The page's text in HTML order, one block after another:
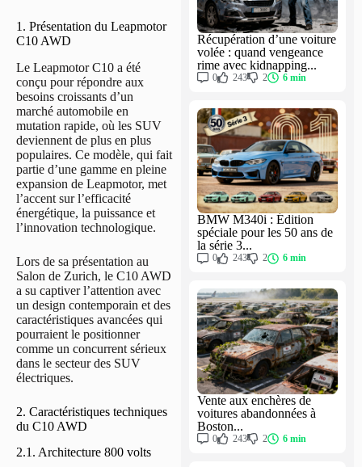
1. Présentation du Leapmotor
C10 AWD
Le Leapmotor C10 a été
conçu pour répondre aux
besoins croissants d’un
marché automobile en
mutation rapide, où les SUV
deviennent de plus en plus
populaires. Ce modèle, qui fait
partie d’une gamme en pleine
expansion de Leapmotor, met
l’accent sur l’efficacité
énergétique, la puissance et
l’innovation technologique.
Lors de sa présentation au
Salon de Zurich, le C10 AWD
a su captiver l’attention avec
un design contemporain et des
caractéristiques avancées qui
pourraient le positionner
comme un concurrent sérieux
dans le secteur des SUV
électriques.
2. Caractéristiques techniques
du C10 AWD
2.1. Architecture 800 volts
Récupération d’une voiture
volée : quand vengeance
rime avec kidnapping...
0 243 2 6 min
BMW M340i : Édition
spéciale pour les 50 ans de
la série 3...
0 243 2 6 min
Vente aux enchères de
voitures abandonnées à
Boston...
0 243 2 6 min